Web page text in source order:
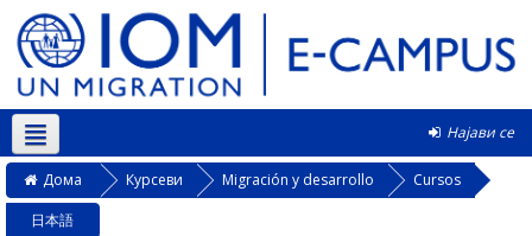
Најави се
Македонски ‎(mk)‎
Дома Курсеви Migración y desarrollo
Cursos
日本語